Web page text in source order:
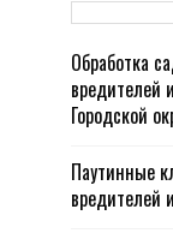
Обработка
вредителей
Городской
Паутинные
вредителей